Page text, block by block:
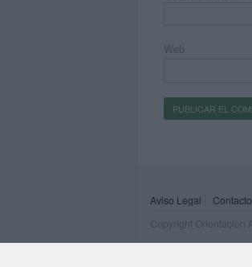
Web
Aviso Legal Contacto